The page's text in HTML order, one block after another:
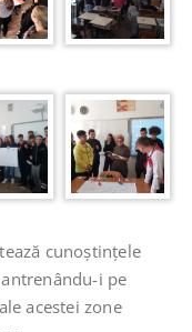
cunoștințele
i pe
acestei zone